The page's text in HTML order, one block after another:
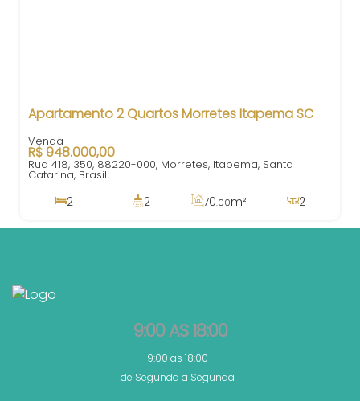
Apartamento 2 Quartos Morretes Itapema SC
R$948.000,00
Rua 418, 350, 88220-000, Morretes, Itapema, Santa
Catarina, Brasil
2 2 70.00m²
2
70
m²
9:00 AS 18:00
9:00 as 18:00
de Segunda a Segunda